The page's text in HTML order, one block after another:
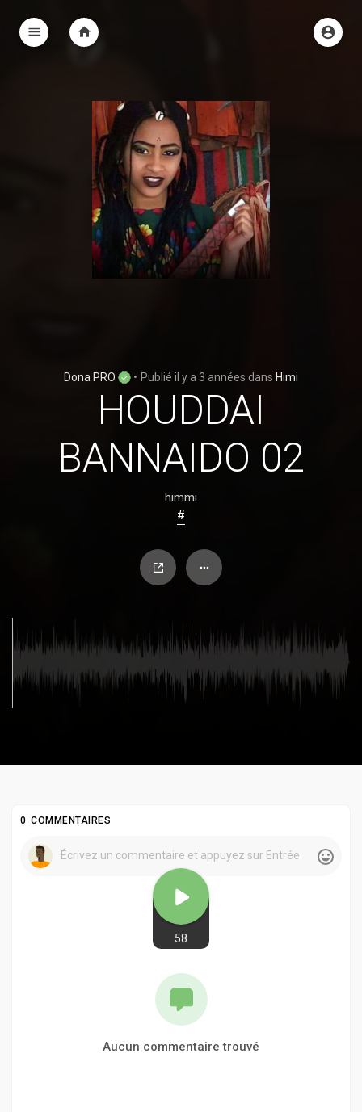
Dona PRO • Publié il y a 3 années dans Himi
HOUDDAI
BANNAIDO 02
himmi
#
58
0 COMMENTAIRES
Aucun commentaire trouvé